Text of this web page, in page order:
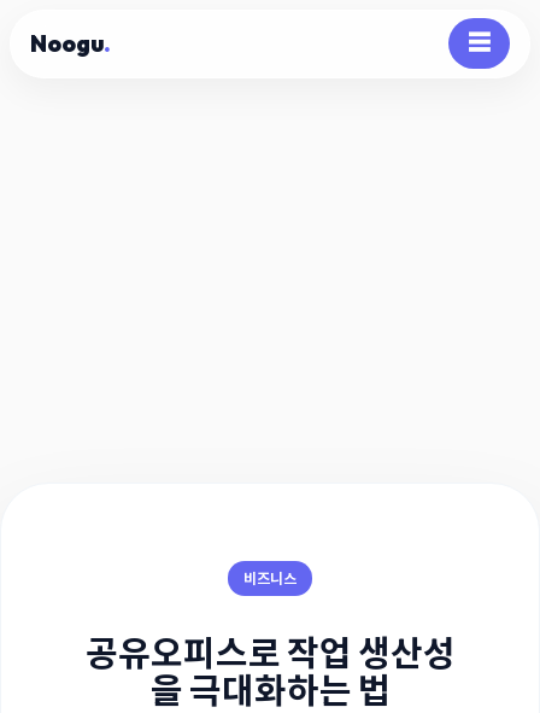
Noogu. ☰
비즈니스
공유오피스로 작업 생산성
을 극대화하는 법